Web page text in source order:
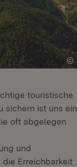
touristische
sichern ist uns ein
oft abgelegen
und
Erreichbarkeit